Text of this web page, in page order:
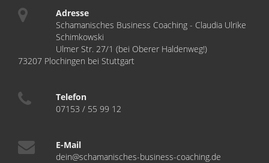
Adresse
Schamanisches Business Coaching - Claudia Ulrike
Schimkowski
Ulmer Str. 27/1 (bei Oberer Haldenweg!)
73207 Plochingen bei Stuttgart
Telefon
07153 / 55 99 12
E-Mail
dein@schamanisches-business-coaching.de